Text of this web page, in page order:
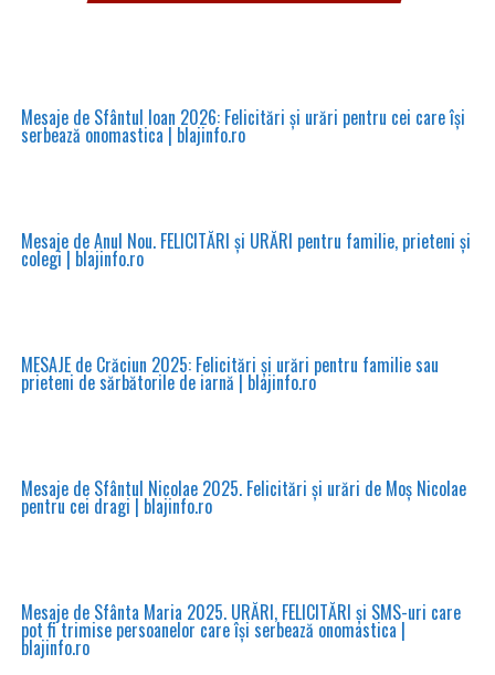
Mesaje de Sfântul Ioan 2026: Felicitări și urări pentru cei care își
serbează onomastica | blajinfo.ro
Mesaje de Anul Nou. FELICITĂRI și URĂRI pentru familie, prieteni și
colegi | blajinfo.ro
MESAJE de Crăciun 2025: Felicitări și urări pentru familie sau
prieteni de sărbătorile de iarnă | blajinfo.ro
Mesaje de Sfântul Nicolae 2025. Felicitări și urări de Moș Nicolae
pentru cei dragi | blajinfo.ro
Mesaje de Sfânta Maria 2025. URĂRI, FELICITĂRI și SMS-uri care
pot fi trimise persoanelor care își serbează onomastica |
blajinfo.ro